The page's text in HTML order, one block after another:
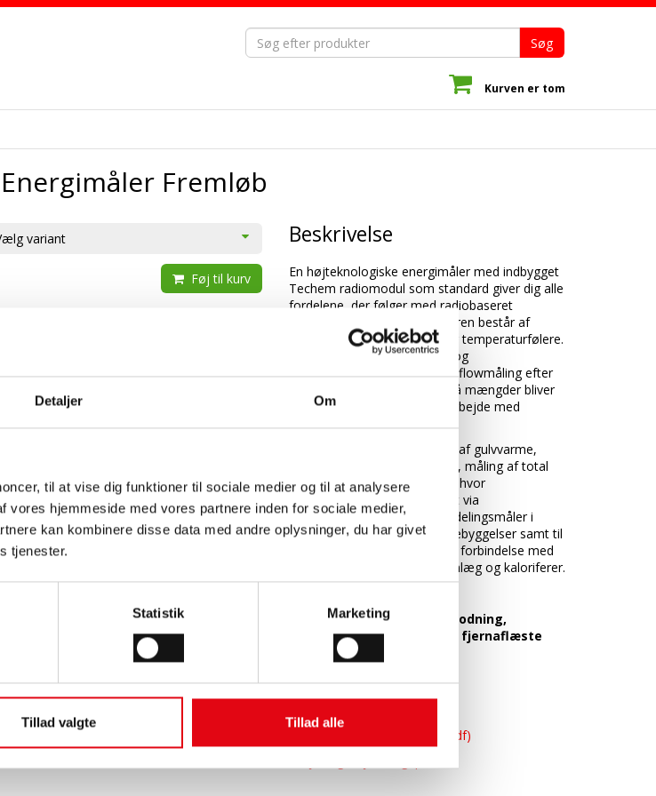
Detaljer Om
til at vise dig funktioner til sociale medier og til at analysere
hjemmeside med vores partnere inden for sociale medier,
kan kombinere disse data med andre oplysninger, du har givet
tjenester.
Statistik Marketing
Tillad valgte Tillad alle
Søg
Kurven er tom
Fremløb
variant
Føj til kurv
Beskrivelse
En højteknologiske energimåler med indbygget
Techem radiomodul som standard giver dig alle
fordelene, der følger med radiobaseret
fjernaflæsning. Ultralydsmåleren består af
regneværk, volumenmåler og temperaturfølere.
Måleren har højeste kvalitet og
målenøjagtighed på grund af flowmåling efter
ultralydsprincippet - også små mængder bliver
målt præcist. Udviklet i samarbejde med
Kamstrup.
Anvendelsesområder: måling af gulvvarme,
forbrug til eksterne bygninger, måling af total
energimængde i ejendomme hvor
energimængden ikke er kendt via
varmeleverandøren, som fordelingsmåler i
f.eks. lejlighed og rækkehusbebyggelser samt til
registrering af energiforbrug i forbindelse med
opvarmning via ventilationsanlæg og kaloriferer.
Techem skal bestilles til kodning,
registrering og opstart af fjernaflæste
målere.
Download filer
Monteringsvejledning MID (pdf)